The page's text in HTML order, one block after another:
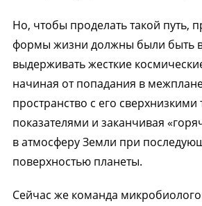
Но, чтобы проделать такой путь,
формы жизни должны были быть
выдерживать жесткие
начиная от попадания в
пространство с его
показателями и заканчивая
в атмосферу Земли при
поверхностью планеты.
Сейчас же команда